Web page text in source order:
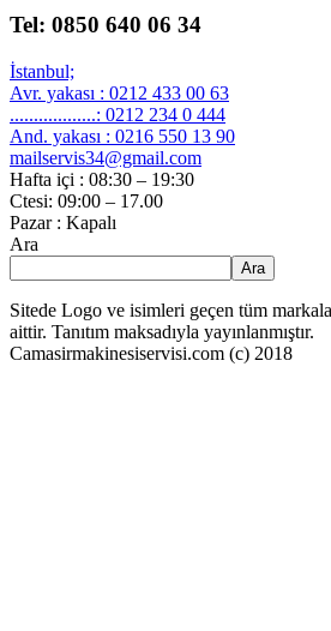
Tel: 0850 640 06 34
İstanbul;
Avr. yakası : 0212 433 00 63
..................: 0212 234 0 444
And. yakası : 0216 550 13 90
mailservis34@gmail.com
Hafta içi : 08:30 – 19:30
Ctesi: 09:00 – 17.00
Pazar : Kapalı
Ara
Ara
Sitede Logo ve isimleri geçen tüm
aittir. Tanıtım maksadıyla yayınlanmıştır.
Camasirmakinesiservisi.com (c) 2018